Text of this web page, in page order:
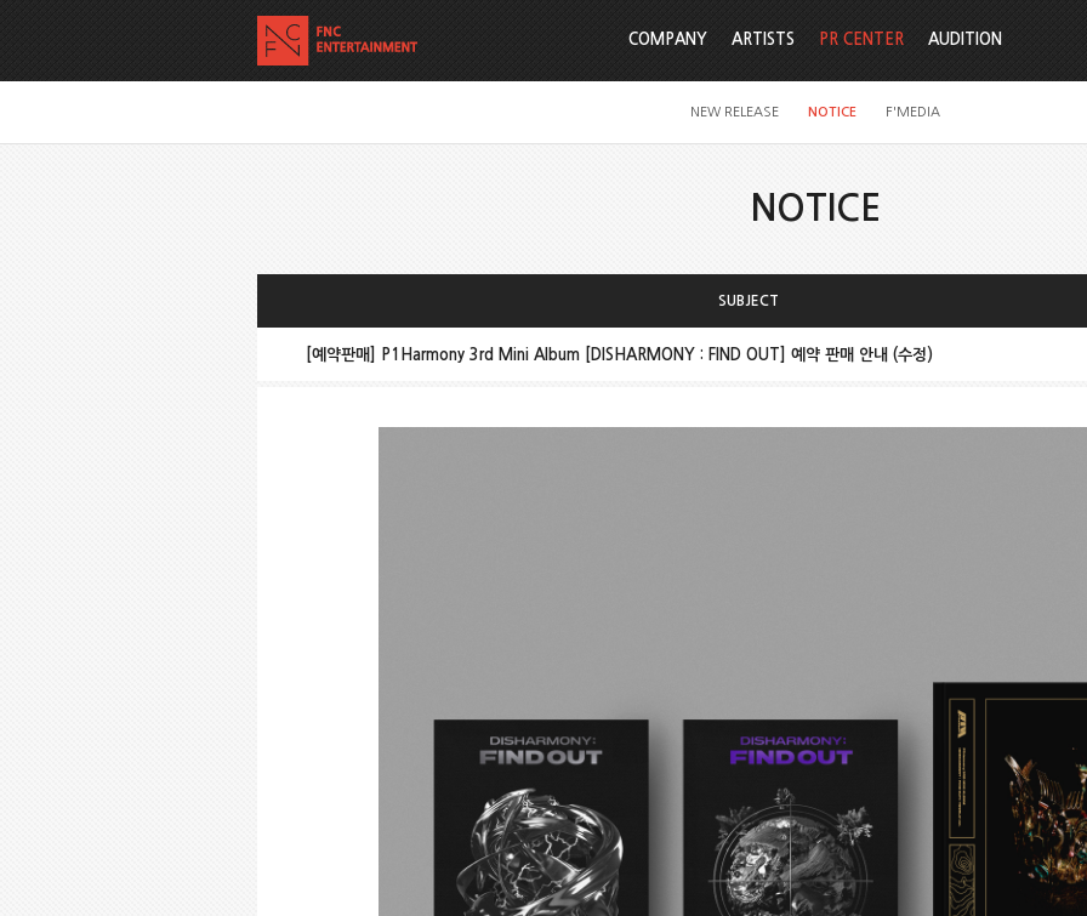
COMPANY ARTISTS PR CENTER
NEW RELEASE NOTICE F'MEDIA
AUDITION
NOTICE
SUBJECT
[예약판매] P1Harmony 3rd Mini Album [DISHARMONY : FIND OUT] 예약 판매 안내 (수정)